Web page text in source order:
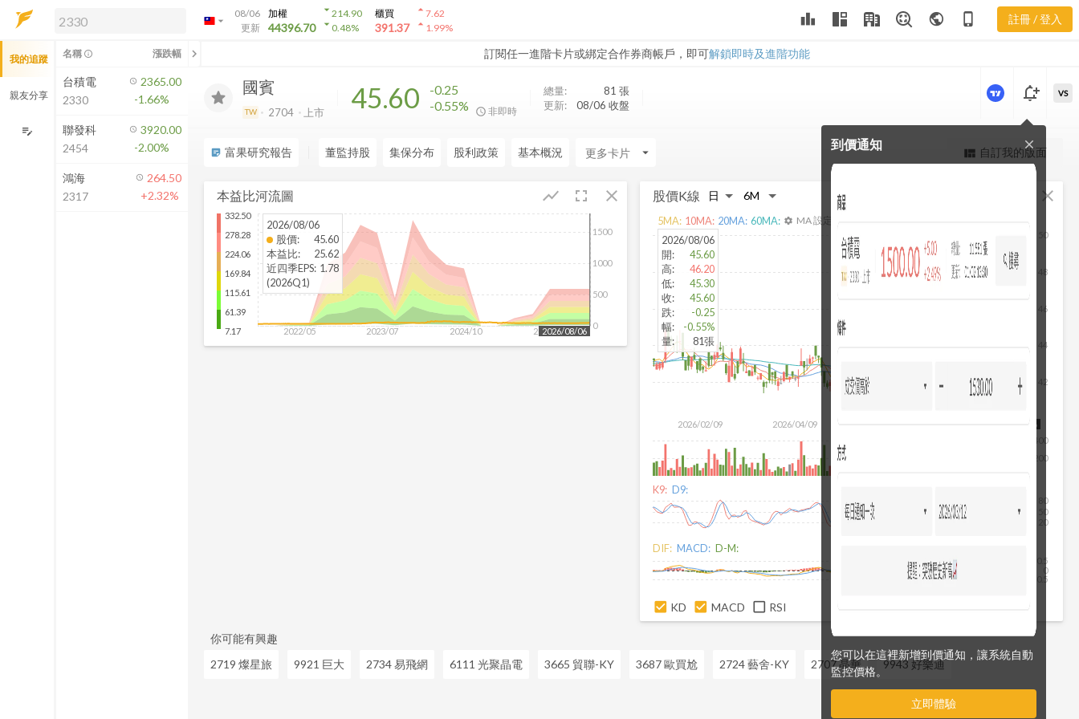
arrow_drop_down
08/06
更新
加權
44396.70
arrow_drop_down214.90
arrow_drop_down0.48%
櫃買
391.37
arrow_drop_up7.62
arrow_drop_up1.99% leaderboard public phone_iphone 註冊 / 登入
訂閱任一進階卡片或綁定合作券商帳戶，即可解鎖即時及進階功能
解鎖即時行情及進階功能
方案」，即可解鎖以下功能：
即時行情
即時市況與排行
成交金額熱力圖
前往方案訂閱
如何綁定合作券商
河流圖
國賓
TW 2704 上市 45.60
-0.25
-0.55%
非即時
總量: 81 張
更新:
08/06 收盤
更強大的進階價量圖表
notification_add
到價通知
您可以在這裡新增到價通知，讓系統自動
監控價格。
立即體驗
close
VS
sticky_note_2 富果研究報告 董監持股 集保分布 股利政策 基本概況 arrow_drop_down view_quilt 自訂我的版面
本益比河流圖 fullscreen close
show_chart
332.50
278.28
224.06
169.84
115.61
61.39
7.17
2022/05 2023/07 2024/10 2025/12
0
500
1000
1500
2026/08/06
2026/08/06
股價:
45.60
本益比:
25.62
近四季EPS: 1.78
(2026Q1)
股價K線 close
2026/02/09 2026/04/09
42
44
46
48
50
2026/08/06
200
400
2026/08/06
開:
45.60
高:
46.20
低:
45.30
收:
45.60
跌:
-0.25
幅:
-0.55%
量: 81張
5MA: 10MA: 20MA: 60MA: settings MA 設定
K9: D9:
20
50
80
DIF: MACD: D-M:
-0.5
0
0.5
KD MACD RSI
你可能有興趣
2719 燦星旅
9921 巨大 2734 易飛網 6111 光聚晶電 3665 貿聯-KY 3687 歐買尬 2724 藝舍-KY 2707 晶華 9943 好樂迪
我的追蹤
親友分享
edit_note
名稱 info_outline 漲跌幅 chevron_left
台積電
2330
2365.00
-1.66%
聯發科
2454
3920.00
-2.00%
鴻海
2317
264.50
+2.32%